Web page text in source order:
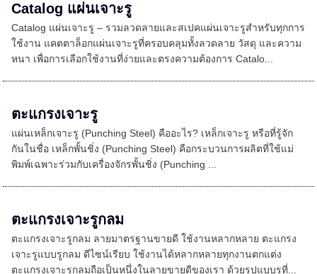
Catalog แผ่นเจาะรู
Catalog แผ่นเจาะรู – รวมลวดลายและสเปคแผ่นเจาะรูสำหรับทุกการ
ใช้งาน แคตตาล็อกแผ่นเจาะรูที่ครอบคลุมทั้งลวดลาย วัสดุ และความ
หนา เพื่อการเลือกใช้งานที่ง่ายและตรงความต้องการ Catalo...
ตะแกรงเจาะรู
แผ่นเหล็กเจาะรู (Punching Steel) คืออะไร? เหล็กเจาะรู หรือที่รู้จัก
กันในชื่อ เหล็กพั้นชิ่ง (Punching Steel) คือกระบวนการผลิตที่ใช้แม่
พิมพ์เฉพาะร่วมกับเครื่องจักรพั้นชิ่ง (Punching ...
ตะแกรงเจาะรูกลม
ตะแกรงเจาะรูกลม ลายมาตรฐานขายดี ใช้งานหลากหลาย ตะแกรง
เจาะรูแบบรูกลม ดีไซน์เรียบ ใช้งานได้หลากหลายทุกงานตกแต่ง
ตะแกรงเจาะรูกลมถือเป็นหนึ่งในลายขายดีของเรา ด้วยรูปแบบรูที่...